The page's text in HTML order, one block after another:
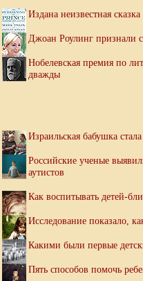
Издана неизвестная
Джоан Роулинг признали
Нобелевская премия по
дважды
Израильская бабушка
Российские ученые
аутистов
Как воспитывать детей-
Исследование показало,
Какими были первые
Пять способов помочь